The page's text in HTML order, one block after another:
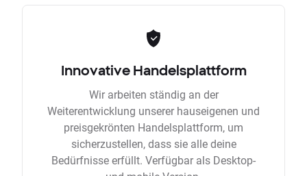
Innovative Handelsplattform
Wir arbeiten ständig an der
Weiterentwicklung unserer hauseigenen und
preisgekrönten Handelsplattform, um
sicherzustellen, dass sie alle deine
Bedürfnisse erfüllt. Verfügbar als Desktop-